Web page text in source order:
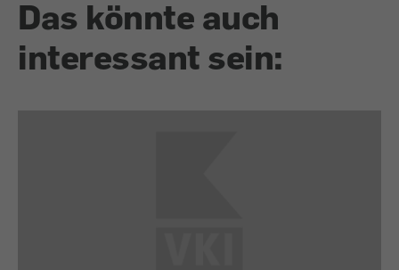
Das könnte auch
interessant sein: